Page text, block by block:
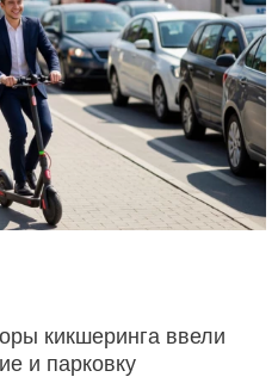
кикшеринга ввели
и парковку